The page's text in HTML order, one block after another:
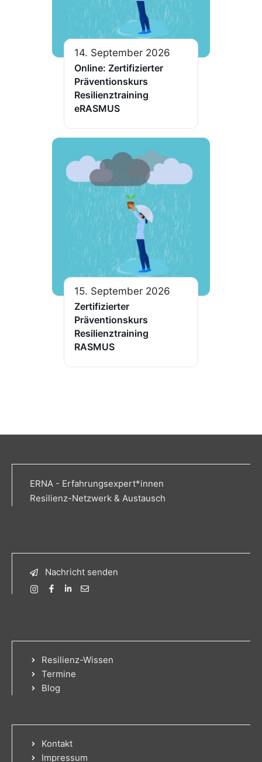
14. September 2026
Online: Zertifizierter
Präventionskurs
Resilienztraining
eRASMUS
15. September 2026
Zertifizierter
Präventionskurs
Resilienztraining
RASMUS
ERNA - Erfahrungsexpert*innen
Resilienz-Netzwerk & Austausch
Nachricht senden
Resilienz-Wissen
Termine
Blog
Kontakt
Impressum